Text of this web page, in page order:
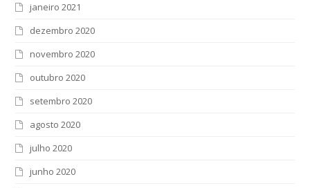
janeiro 2021
dezembro 2020
novembro 2020
outubro 2020
setembro 2020
agosto 2020
julho 2020
junho 2020